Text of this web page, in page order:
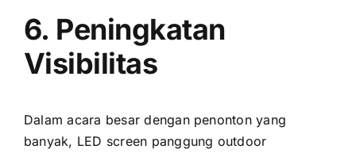
6. Peningkatan
Visibilitas
Dаlаm acara besar dеngаn penonton уаng
banyak, LED screen panggung outdoor